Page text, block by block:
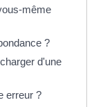
même
?
d'une
erreur ?